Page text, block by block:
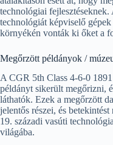
technológiai
technológiát képviselő
környékén vonták ki őket a
Megőrzött példányok /
A CGR 5th Class 4-6-0
példányt sikerült megőrizni,
láthatók. Ezek a megőrzött
jelentős részei, és
19. századi vasúti
világába.